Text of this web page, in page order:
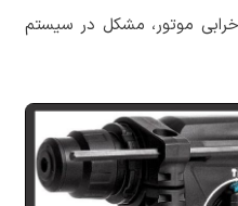
موتور، مشکل در سیستم